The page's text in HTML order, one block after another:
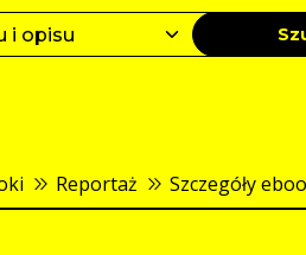
Reportaż Szczegóły